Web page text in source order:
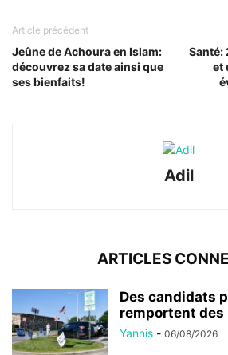
Article précédent
Jeûne de Achoura en Islam:
découvrez sa date ainsi que
ses bienfaits!
Santé:
et
Adil
ARTICLES
Des candidats
remportent des
Yannis - 06/08/2026